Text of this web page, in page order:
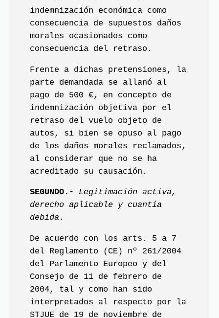
indemnización económica como
consecuencia de supuestos daños
morales ocasionados como
consecuencia del retraso.
Frente a dichas pretensiones, la
parte demandada se allanó al
pago de 500 €, en concepto de
indemnización objetiva por el
retraso del vuelo objeto de
autos, si bien se opuso al pago
de los daños morales reclamados,
al considerar que no se ha
acreditado su causación.
SEGUNDO.-
Legitimación activa,
derecho aplicable y cuantía
debida.
De acuerdo con los arts. 5 a 7
del Reglamento (CE) nº 261/2004
del Parlamento Europeo y del
Consejo de 11 de febrero de
2004, tal y como han sido
interpretados al respecto por la
STJUE de 19 de noviembre de